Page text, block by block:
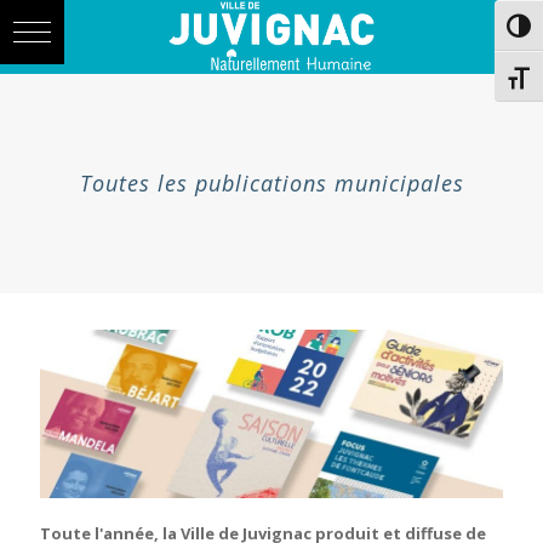
navigation
Toutes les publications municipales
Toute l'année, la Ville de Juvignac produit et diffuse de